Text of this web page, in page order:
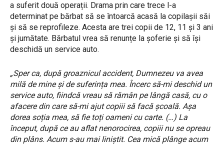
a suferit două operații. Drama prin care trece l-a
determinat pe bărbat să se întoarcă acasă la copilașii săi
și să se reprofileze. Acesta are trei copii de 12, 11 și 3 ani
și jumătate. Bărbatul vrea să renunțe la șoferie și să își
deschidă un service auto.
„Sper ca, după groaznicul accident, Dumnezeu va avea
milă de mine și de suferința mea. Încerc să-mi deschid un
service auto, fiindcă vreau să rămân pe lângă casă, cu o
afacere din care să-mi ajut copiii să facă școală. Așa
dorea soția mea, să fie toți oameni cu carte. (…) La
început, după ce au aflat nenorocirea, copiii nu se opreau
din plâns. Acum s-au mai liniștit. Cea mică plânge acum